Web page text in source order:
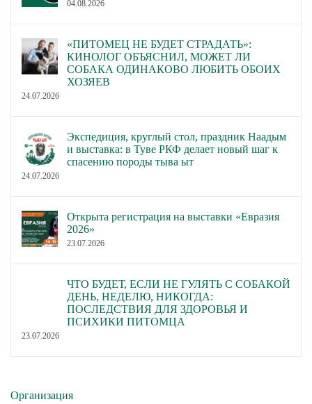
04.08.2026
«ПИТОМЕЦ НЕ БУДЕТ СТРАДАТЬ»:
КИНОЛОГ ОБЪЯСНИЛ, МОЖЕТ ЛИ
СОБАКА ОДИНАКОВО ЛЮБИТЬ ОБОИХ
ХОЗЯЕВ
24.07.2026
Экспедиция, круглый стол, праздник Наадым
и выставка: в Туве РКФ делает новый шаг к
спасению породы тыва ыт
24.07.2026
Открыта регистрация на выставки «Евразия
2026»
23.07.2026
ЧТО БУДЕТ, ЕСЛИ НЕ ГУЛЯТЬ С СОБАКОЙ
ДЕНЬ, НЕДЕЛЮ, НИКОГДА:
ПОСЛЕДСТВИЯ ДЛЯ ЗДОРОВЬЯ И
ПСИХИКИ ПИТОМЦА
23.07.2026
Организация